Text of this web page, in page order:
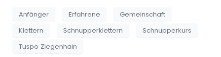
Anfänger Erfahrene
Gemeinschaft
Klettern
Schnupperklettern
Schnupperkurs
Tuspo Ziegenhain